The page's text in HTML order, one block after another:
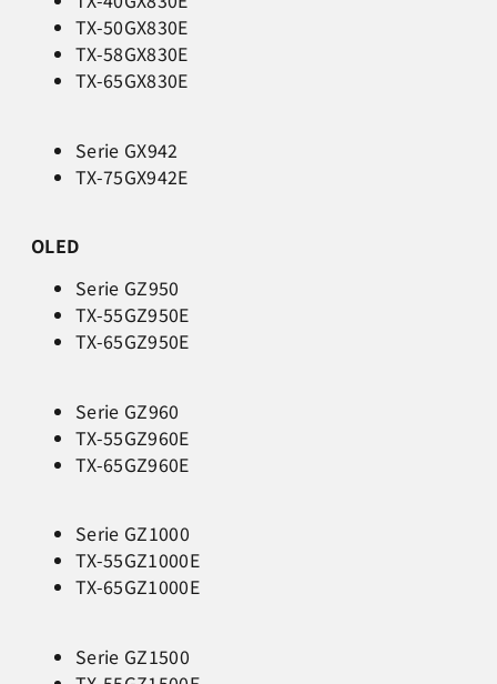
TX-50GX830E
TX-58GX830E
TX-65GX830E
Serie GX942
TX-75GX942E
OLED
Serie GZ950
TX-55GZ950E
TX-65GZ950E
Serie GZ960
TX-55GZ960E
TX-65GZ960E
Serie GZ1000
TX-55GZ1000E
TX-65GZ1000E
Serie GZ1500